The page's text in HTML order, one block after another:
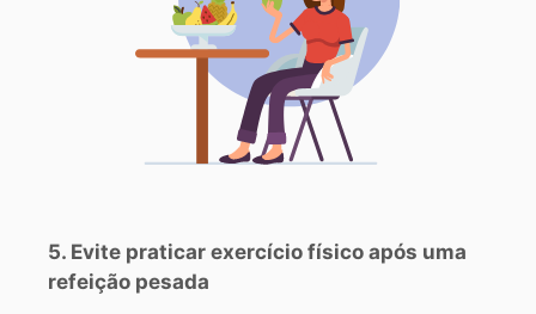
5. Evite praticar exercício físico após uma
refeição pesada